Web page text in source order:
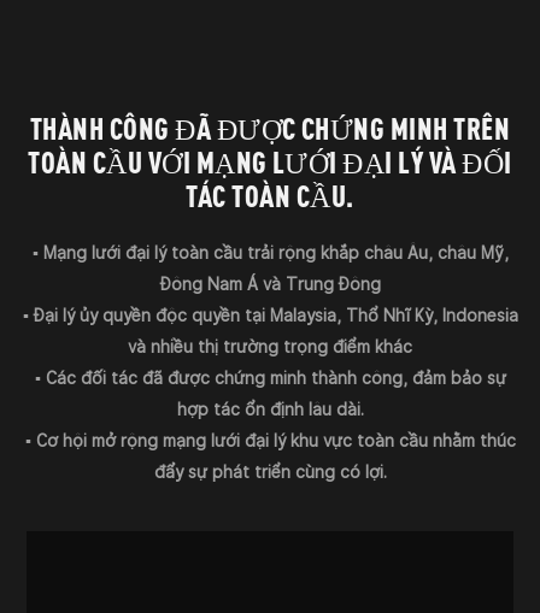
THÀNH CÔNG ĐÃ ĐƯỢC CHỨNG MINH TRÊN
TOÀN CẦU VỚI MẠNG LƯỚI ĐẠI LÝ VÀ ĐỐI
TÁC TOÀN CẦU.
▪ Mạng lưới đại lý toàn cầu trải rộng khắp châu Âu, châu Mỹ,
Đông Nam Á và Trung Đông
▪ Đại lý ủy quyền độc quyền tại Malaysia, Thổ Nhĩ Kỳ, Indonesia
và nhiều thị trường trọng điểm khác
▪ Các đối tác đã được chứng minh thành công, đảm bảo sự
hợp tác ổn định lâu dài.
▪ Cơ hội mở rộng mạng lưới đại lý khu vực toàn cầu nhằm thúc
đẩy sự phát triển cùng có lợi.